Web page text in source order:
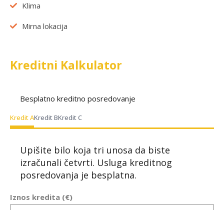
Klima
Mirna lokacija
Kreditni Kalkulator
Besplatno kreditno posredovanje
Kredit AKredit BKredit C
Upišite bilo koja tri unosa da biste
izračunali četvrti. Usluga kreditnog
posredovanja je besplatna.
Iznos kredita (€)